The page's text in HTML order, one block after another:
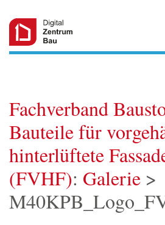
Fachverband
Bauteile für
hinterlüftete
(FVHF): Galerie >